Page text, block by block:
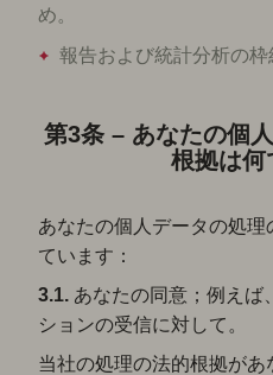
め。
報告および統計分析の枠
第3条 – あなたの個
根拠は何
あなたの個人データの処
ています：
3.1. あなたの同意；例えば
ションの受信に対して。
当社の処理の法的根拠が